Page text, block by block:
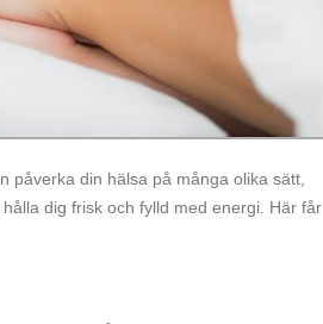
påverka din hälsa på många olika sätt,
dig frisk och fylld med energi. Här får